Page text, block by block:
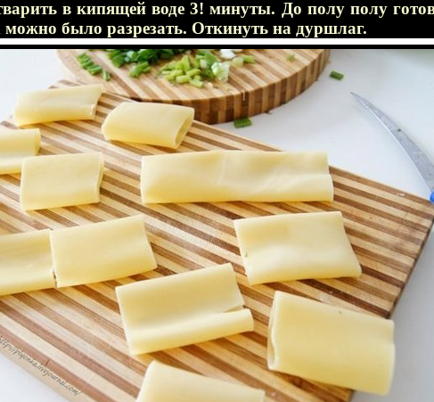
в кипящей воде 3! минуты. До полу полу
было разрезать. Откинуть на дуршлаг.